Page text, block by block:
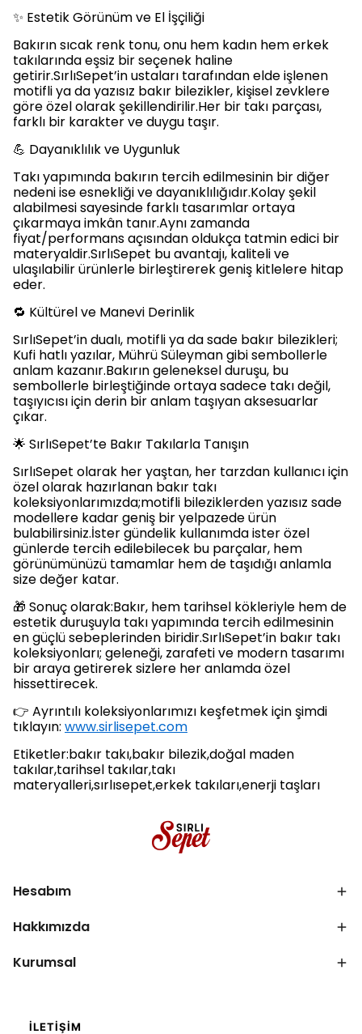
✨ Estetik Görünüm ve El İşçiliği
Bakırın sıcak renk tonu, onu hem kadın hem erkek
takılarında eşsiz bir seçenek haline
getirir.SırlıSepet’in ustaları tarafından elde işlenen
motifli ya da yazısız bakır bilezikler, kişisel zevklere
göre özel olarak şekillendirilir.Her bir takı parçası,
farklı bir karakter ve duygu taşır.
💪 Dayanıklılık ve Uygunluk
Takı yapımında bakırın tercih edilmesinin bir diğer
nedeni ise esnekliği ve dayanıklılığıdır.Kolay şekil
alabilmesi sayesinde farklı tasarımlar ortaya
çıkarmaya imkân tanır.Aynı zamanda
fiyat/performans açısından oldukça tatmin edici bir
materyaldir.SırlıSepet bu avantajı, kaliteli ve
ulaşılabilir ürünlerle birleştirerek geniş kitlelere hitap
eder.
🔁 Kültürel ve Manevi Derinlik
SırlıSepet’in dualı, motifli ya da sade bakır bilezikleri;
Kufi hatlı yazılar, Mührü Süleyman gibi sembollerle
anlam kazanır.Bakırın geleneksel duruşu, bu
sembollerle birleştiğinde ortaya sadece takı değil,
taşıyıcısı için derin bir anlam taşıyan aksesuarlar
çıkar.
🌟 SırlıSepet’te Bakır Takılarla Tanışın
SırlıSepet olarak her yaştan, her tarzdan kullanıcı için
özel olarak hazırlanan bakır takı
koleksiyonlarımızda;motifli bileziklerden yazısız sade
modellere kadar geniş bir yelpazede ürün
bulabilirsiniz.İster gündelik kullanımda ister özel
günlerde tercih edilebilecek bu parçalar, hem
görünümünüzü tamamlar hem de taşıdığı anlamla
size değer katar.
🎁 Sonuç olarak:Bakır, hem tarihsel kökleriyle hem de
estetik duruşuyla takı yapımında tercih edilmesinin
en güçlü sebeplerinden biridir.SırlıSepet’in bakır takı
koleksiyonları; geleneği, zarafeti ve modern tasarımı
bir araya getirerek sizlere her anlamda özel
hissettirecek.
👉 Ayrıntılı koleksiyonlarımızı keşfetmek için şimdi
tıklayın: www.sirlisepet.com
Etiketler:bakır takı,bakır bilezik,doğal maden
takılar,tarihsel takılar,takı
materyalleri,sırlısepet,erkek takıları,enerji taşları
Hesabım
Hakkımızda
Kurumsal
İLETIŞIM